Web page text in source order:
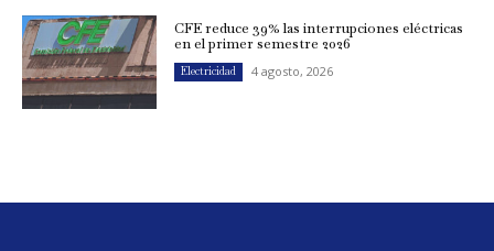
CFE reduce 39% las interrupciones eléctricas
en el primer semestre 2026
Electricidad 4 agosto, 2026